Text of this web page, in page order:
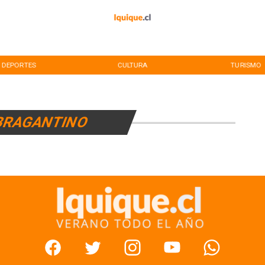
DEPORTES CULTURA TURISMO